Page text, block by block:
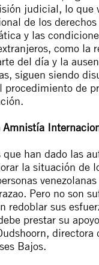
judicial, lo que
de los
y las
como la
del día y la
siguen siendo
procedimiento de
Amnistía
que han dado las
la situación de
Pero no son
redoblar sus
prestar su
directora
Bajos.